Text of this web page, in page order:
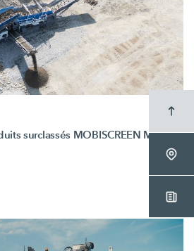
surclassés MOBISCREEN MSS